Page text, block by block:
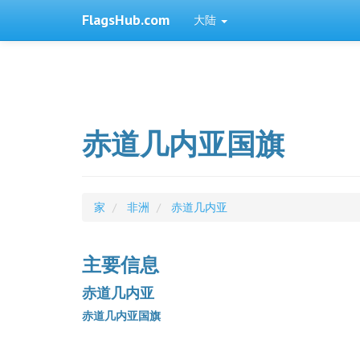
FlagsHub.com 大陆
赤道几内亚国旗
家 非洲 赤道几内亚
主要信息
赤道几内亚
赤道几内亚国旗